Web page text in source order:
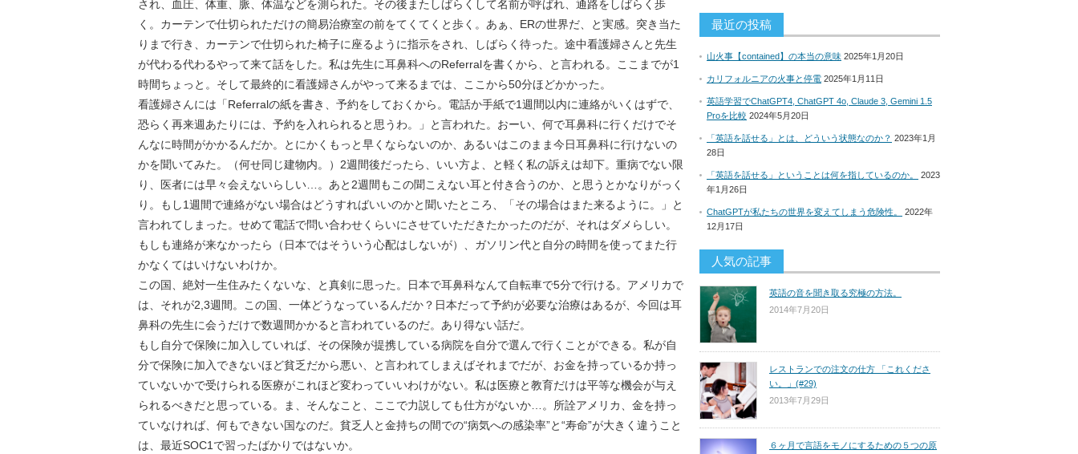
され、血圧、体重、脈、体温などを測られた。その後またしばらくして名前が呼ばれ、通路をしばらく歩
く。カーテンで仕切られただけの簡易治療室の前をてくてくと歩く。あぁ、ERの世界だ、と実感。突き当た
りまで行き、カーテンで仕切られた椅子に座るように指示をされ、しばらく待った。途中看護婦さんと先生
が代わる代わるやって来て話をした。私は先生に耳鼻科へのReferralを書くから、と言われる。ここまでが1
時間ちょっと。そして最終的に看護婦さんがやって来るまでは、ここから50分ほどかかった。
看護婦さんには「Referralの紙を書き、予約をしておくから。電話か手紙で1週間以内に連絡がいくはずで、
恐らく再来週あたりには、予約を入れられると思うわ。」と言われた。おーい、何で耳鼻科に行くだけでそ
んなに時間がかかるんだか。とにかくもっと早くならないのか、あるいはこのまま今日耳鼻科に行けないの
かを聞いてみた。（何せ同じ建物内。）2週間後だったら、いい方よ、と軽く私の訴えは却下。重病でない限
り、医者には早々会えないらしい…。あと2週間もこの聞こえない耳と付き合うのか、と思うとかなりがっく
り。もし1週間で連絡がない場合はどうすればいいのかと聞いたところ、「その場合はまた来るように。」と
言われてしまった。せめて電話で問い合わせくらいにさせていただきたかったのだが、それはダメらしい。
もしも連絡が来なかったら（日本ではそういう心配はしないが）、ガソリン代と自分の時間を使ってまた行
かなくてはいけないわけか。
この国、絶対一生住みたくないな、と真剣に思った。日本で耳鼻科なんて自転車で5分で行ける。アメリカで
は、それが2,3週間。この国、一体どうなっているんだか？日本だって予約が必要な治療はあるが、今回は耳
鼻科の先生に会うだけで数週間かかると言われているのだ。あり得ない話だ。
もし自分で保険に加入していれば、その保険が提携している病院を自分で選んで行くことができる。私が自
分で保険に加入できないほど貧乏だから悪い、と言われてしまえばそれまでだが、お金を持っているか持っ
ていないかで受けられる医療がこれほど変わっていいわけがない。私は医療と教育だけは平等な機会が与え
られるべきだと思っている。ま、そんなこと、ここで力説しても仕方がないか…。所詮アメリカ、金を持っ
ていなければ、何もできない国なのだ。貧乏人と金持ちの間での“病気への感染率”と“寿命”が大きく違うこと
は、最近SOC1で習ったばかりではないか。
最近の投稿
山火事【contained】の本当の意味 2025年1月20日
カリフォルニアの火事と停電 2025年1月11日
英語学習でChatGPT4, ChatGPT 4o, Claude 3, Gemini 1.5
Proを比較 2024年5月20日
「英語を話せる」とは、どういう状態なのか？ 2023年1月
28日
「英語を話せる」ということは何を指しているのか。
2023
年1月26日
ChatGPTが私たちの世界を変えてしまう危険性。
2022年
12月17日
人気の記事
英語の音を聞き取る究極の方法。
2014年7月20日
レストランでの注文の仕方 「これくださ
い。」(#29)
2013年7月29日
６ヶ月で言語をモノにするための５つの原